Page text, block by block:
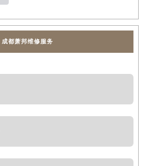
成都萧邦维修服务